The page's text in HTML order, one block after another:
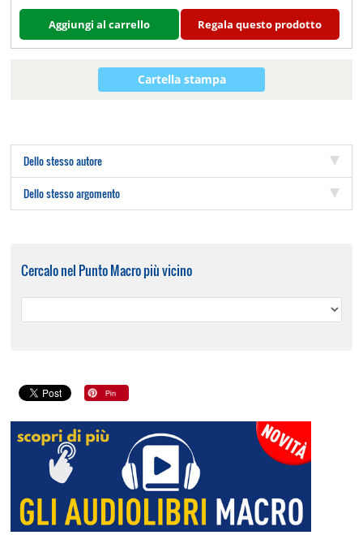
Aggiungi al carrello Regala questo prodotto
Cartella stampa
Dello stesso autore
Dello stesso argomento
Cercalo nel Punto Macro più vicino